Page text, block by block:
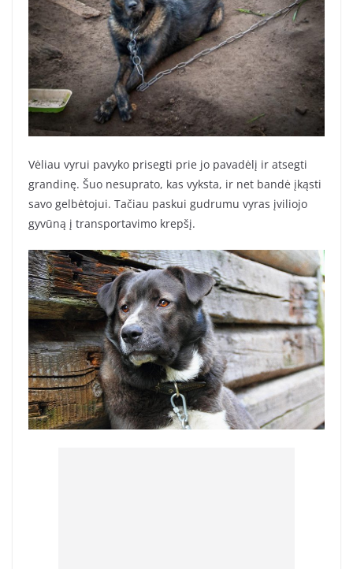
Vėliau vyrui pavyko prisegti prie jo pavadėlį ir atsegti
grandinę. Šuo nesuprato, kas vyksta, ir net bandė įkąsti
savo gelbėtojui. Tačiau paskui gudrumu vyras įviliojo
gyvūną į transportavimo krepšį.